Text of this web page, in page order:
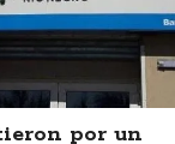
por un